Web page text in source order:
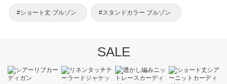
#ショート丈 ブルゾン #スタンドカラー ブルゾン
SALE